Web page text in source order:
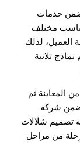
ضمن خدمات
شلالات بالخرج 0559269946 تناسب مختلف
لذلك
ثلاثية
المعاينة ثم
تضمن شركة
تصميم شلالات
لكل مرحلة من مراحل